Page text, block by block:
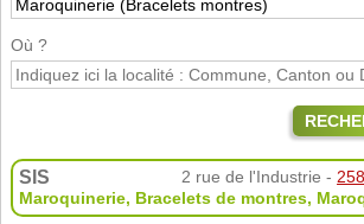
Où ?
SIS 2 rue de l'Industrie -
Maroquinerie, Bracelets de montres,